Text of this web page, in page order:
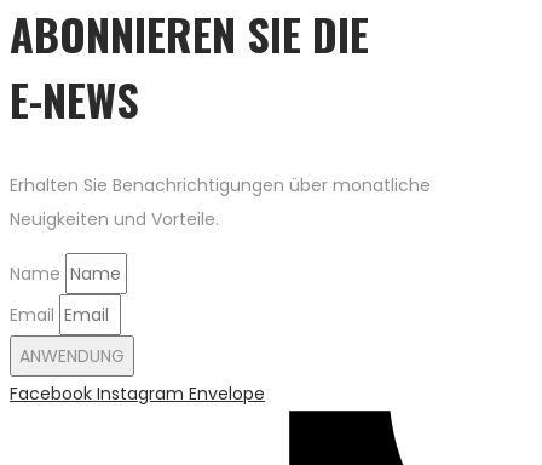
ABONNIEREN SIE DIE
E-NEWS
Erhalten Sie Benachrichtigungen über monatliche
Neuigkeiten und Vorteile.
Name
Email
ANWENDUNG
Facebook Instagram Envelope